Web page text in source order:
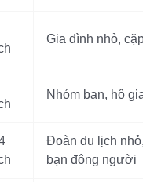
Gia đình nhỏ,
Nhóm bạn, hộ
Đoàn du lịch
bạn đông người